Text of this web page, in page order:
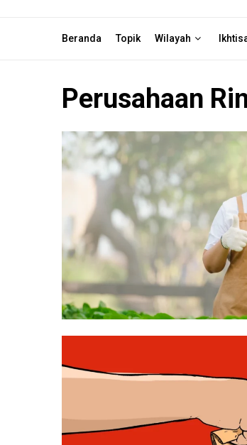
Beranda Topik Wilayah
Perusahaan